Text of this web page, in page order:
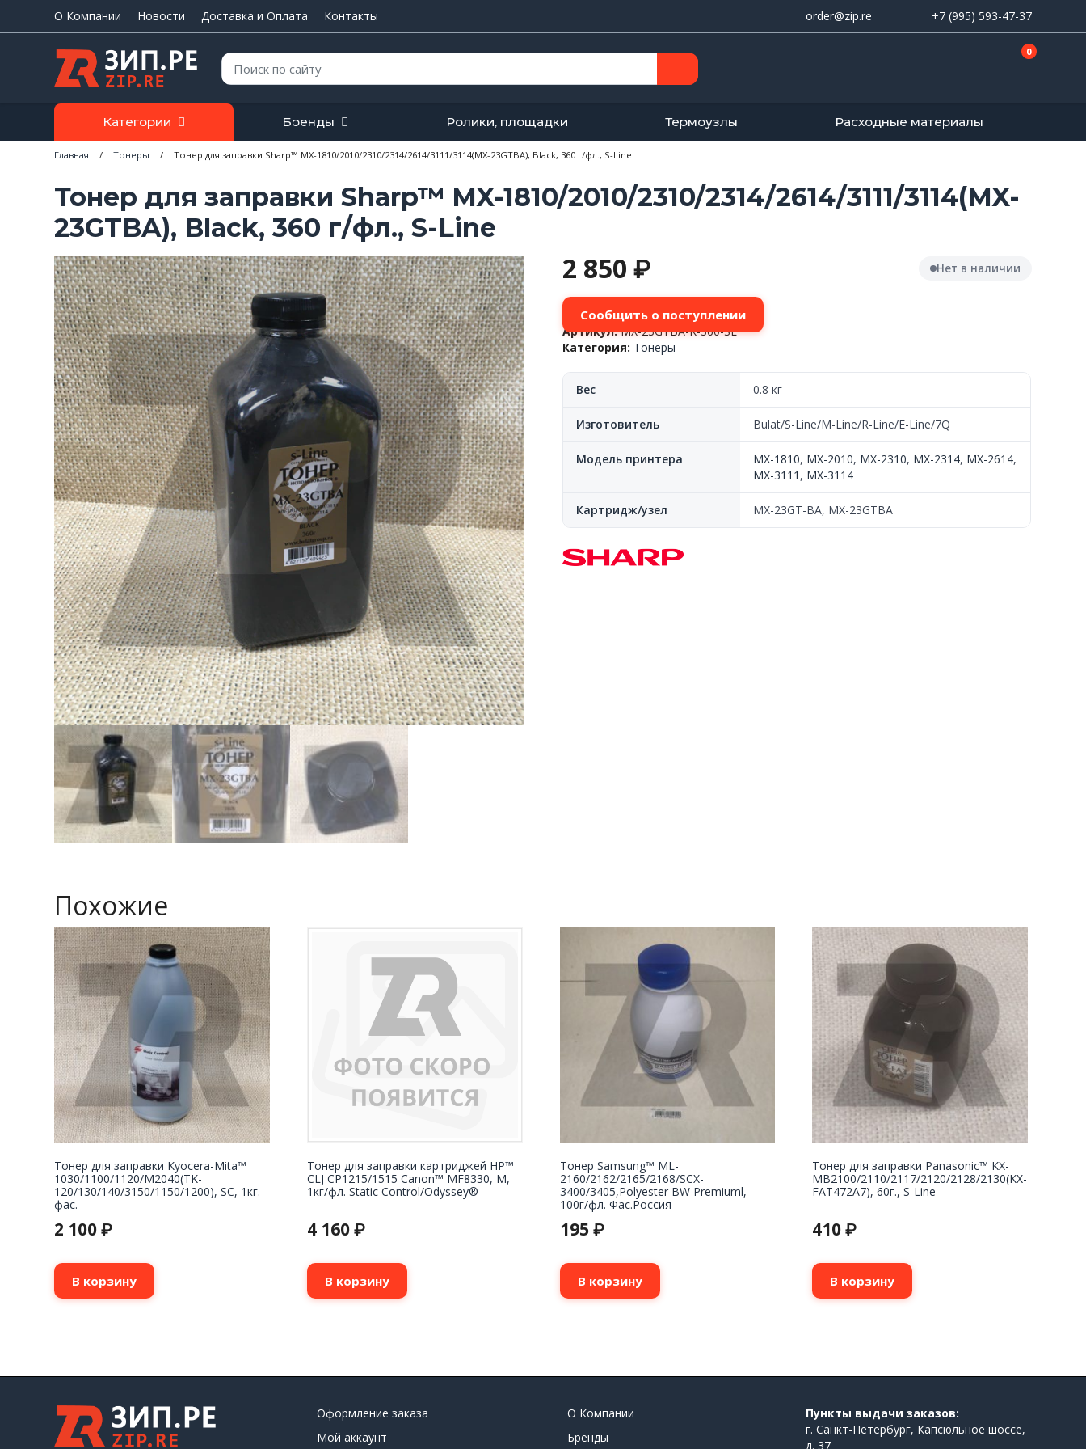
О Компании Новости Доставка и Оплата Контакты order@zip.re +7 (995) 593-47-37
Поиск: 0
Категории Бренды Ролики, площадки Термоузлы Расходные материалы
Главная / Тонеры / Тонер для заправки Sharp™ MX-1810/2010/2310/2314/2614/3111/3114(MX-23GTBA), Black, 360 г/фл., S-Line
Тонер для заправки Sharp™ MX-1810/2010/2310/2314/2614/3111/3114(MX-
23GTBA), Black, 360 г/фл., S-Line
2 850₽ Нет в наличии
Сообщить о поступлении
Артикул:MX-23GTBA-K-360-SL
Категория: Тонеры
Вес 0.8 кг
Изготовитель Bulat/S-Line/M-Line/R-Line/E-Line/7Q
Модель принтера MX-1810, MX-2010, MX-2310, MX-2314, MX-2614,
MX-3111 , MX-3114
Картридж/узел MX-23GT-BA, MX-23GTBA
Похожие
Тонер для заправки Kyocera-Mita™
1030/1100/1120/M2040(TK-
120/130/140/3150/1150/1200), SC, 1кг.
фас.
2 100 ₽
В корзину
Тонер для заправки картриджей HP™
CLJ CP1215/1515 Canon™ MF8330, M,
1кг/фл. Static Control/Odyssey®
4 160 ₽
В корзину
Тонер Samsung™ ML-
2160/2162/2165/2168/SCX-
3400/3405,Polyester BW Premiuml,
100г/фл. Фас.Россия
195 ₽
В корзину
Тонер для заправки Panasonic™ KX-
MB2100/2110/2117/2120/2128/2130(KX-
FAT472A7), 60г., S-Line
410₽
В корзину
Оформление заказа
Мой аккаунт
О Компании
Бренды
Пункты выдачи заказов:
г. Санкт-Петербург, Капсюльное шоссе,
д. 37